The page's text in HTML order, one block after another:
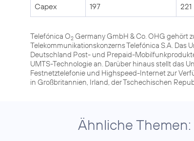
Capex 197 221
Telefónica O2 Germany GmbH & Co. OHG gehört
Telekommunikationskonzerns Telefónica S.A.
Deutschland Post- und Prepaid-
UMTS-Technologie an. Darüber hinaus stellt das
Festnetztelefonie und Highspeed-Internet zur
in Großbritannien, Irland, der Tschechischen
Ähnliche Themen: